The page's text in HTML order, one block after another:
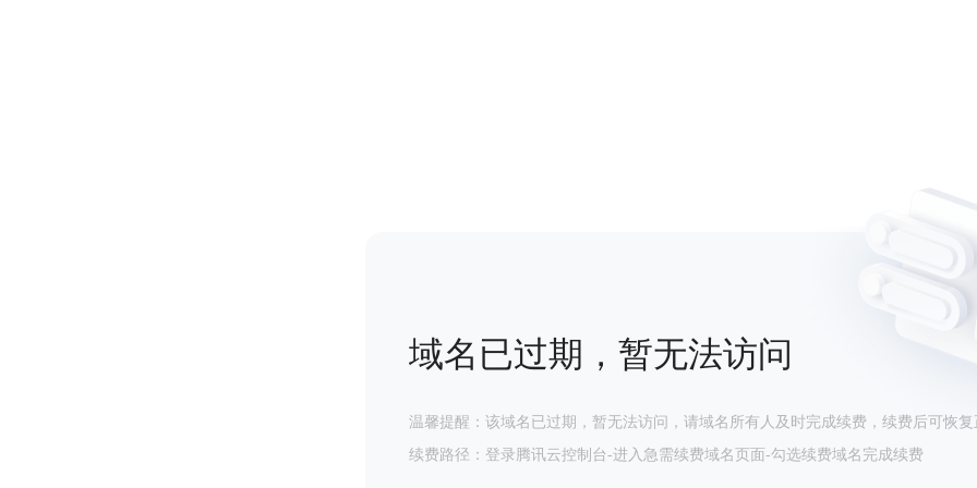
域名已过期，暂无法访问
温馨提醒：该域名已过期，暂无法访问，请域名所有人及时完成续费，续费后可恢复
续费路径：登录腾讯云控制台-进入急需续费域名页面-勾选续费域名完成续费